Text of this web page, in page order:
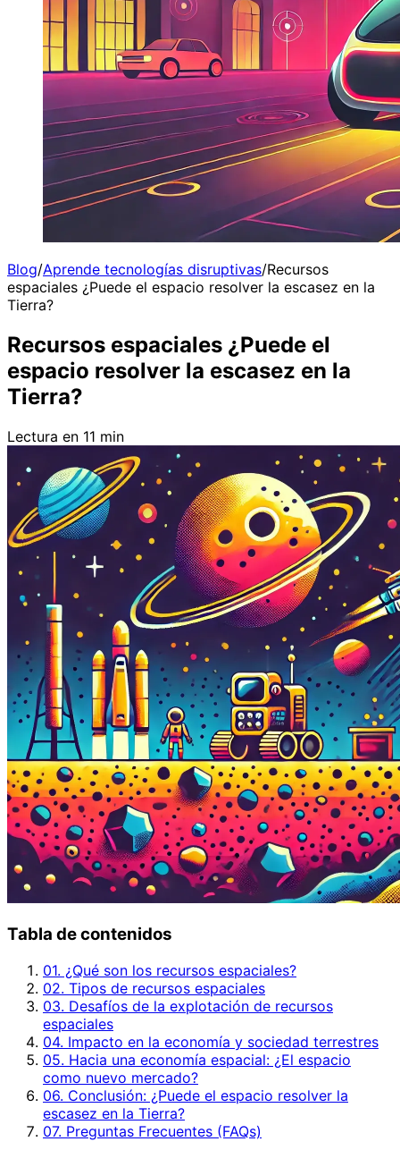
Blog/Aprende tecnologías disruptivas/Recursos
espaciales ¿Puede el espacio resolver la escasez en la
Tierra?
Recursos espaciales ¿Puede el
espacio resolver la escasez en la
Tierra?
Lectura en 11 min
Tabla de contenidos
01. ¿Qué son los recursos espaciales?
02. Tipos de recursos espaciales
03. Desafíos de la explotación de recursos
espaciales
04. Impacto en la economía y sociedad terrestres
05. Hacia una economía espacial: ¿El espacio
como nuevo mercado?
06. Conclusión: ¿Puede el espacio resolver la
escasez en la Tierra?
07. Preguntas Frecuentes (FAQs)